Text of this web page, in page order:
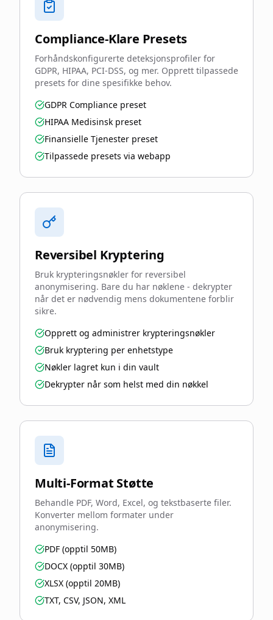
Compliance-Klare Presets
Forhåndskonfigurerte deteksjonsprofiler for
GDPR, HIPAA, PCI-DSS, og mer. Opprett tilpassede
presets for dine spesifikke behov.
GDPR Compliance preset
HIPAA Medisinsk preset
Finansielle Tjenester preset
Tilpassede presets via webapp
Reversibel Kryptering
Bruk krypteringsnøkler for reversibel
anonymisering. Bare du har nøklene - dekrypter
når det er nødvendig mens dokumentene forblir
sikre.
Opprett og administrer krypteringsnøkler
Bruk kryptering per enhetstype
Nøkler lagret kun i din vault
Dekrypter når som helst med din nøkkel
Multi-Format Støtte
Behandle PDF, Word, Excel, og tekstbaserte filer.
Konverter mellom formater under
anonymisering.
PDF (opptil 50MB)
DOCX (opptil 30MB)
XLSX (opptil 20MB)
TXT, CSV, JSON, XML